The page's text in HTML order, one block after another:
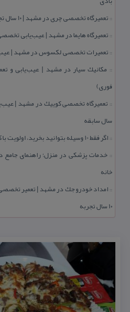
:: تعمیرگاه تخصصی چری در مشهد | ۱۰ سال تجربه و امداد خودرو
:: تعمیرگاه هایما در مشهد | عیب‌یابی
:: تعمیرات تخصصی لكسوس در مشهد |
:: مكانیك سیار در مشهد | عیب‌یابی و
فوری)
::
سال سابقه
:: اگر فقط 10 وسیله بتوانید بخرید، اولویت با كدام تجهیزات است؟
:: خدمات پزشكی در منزل؛ راهنمای جامع
خانه
::
۱۰ سال تجربه